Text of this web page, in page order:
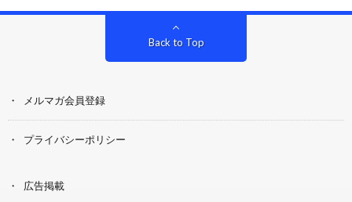
Back to Top
メルマガ会員登録
プライバシーポリシー
広告掲載